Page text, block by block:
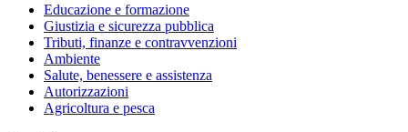
Educazione e formazione
Giustizia e sicurezza pubblica
Tributi, finanze e contravvenzioni
Ambiente
Salute, benessere e assistenza
Autorizzazioni
Agricoltura e pesca